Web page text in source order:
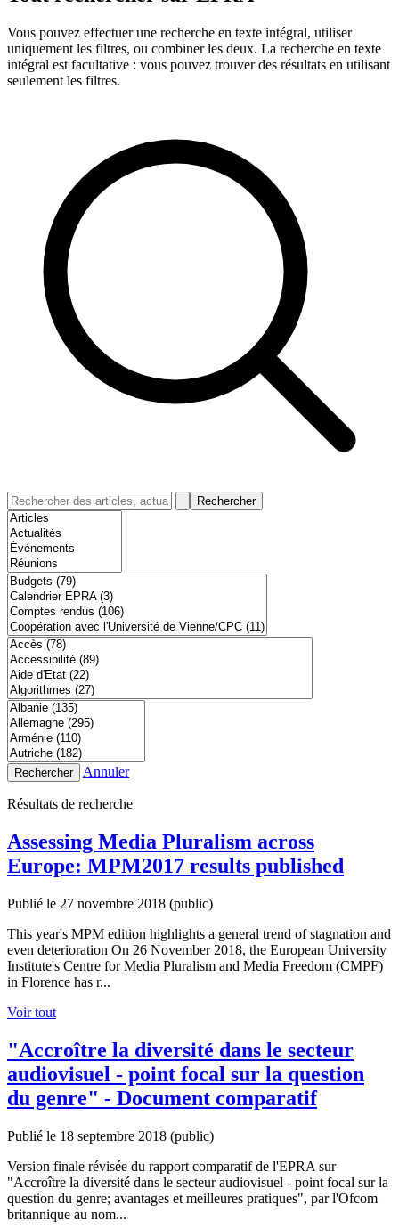
Vous pouvez effectuer une recherche en texte intégral, utiliser
uniquement les filtres, ou combiner les deux. La recherche en texte
intégral est facultative : vous pouvez trouver des résultats en utilisant
seulement les filtres.
Rechercher
Rechercher Annuler
Résultats de recherche
Assessing Media Pluralism across
Europe: MPM2017 results published
Publié le 27 novembre 2018 (public)
This year's MPM edition highlights a general trend of stagnation and
even deterioration On 26 November 2018, the European University
Institute's Centre for Media Pluralism and Media Freedom (CMPF)
in Florence has r...
Voir tout
"Accroître la diversité dans le secteur
audiovisuel - point focal sur la question
du genre" - Document comparatif
Publié le 18 septembre 2018 (public)
Version finale révisée du rapport comparatif de l'EPRA sur
"Accroître la diversité dans le secteur audiovisuel - point focal sur la
question du genre; avantages et meilleures pratiques", par l'Ofcom
britannique au nom...